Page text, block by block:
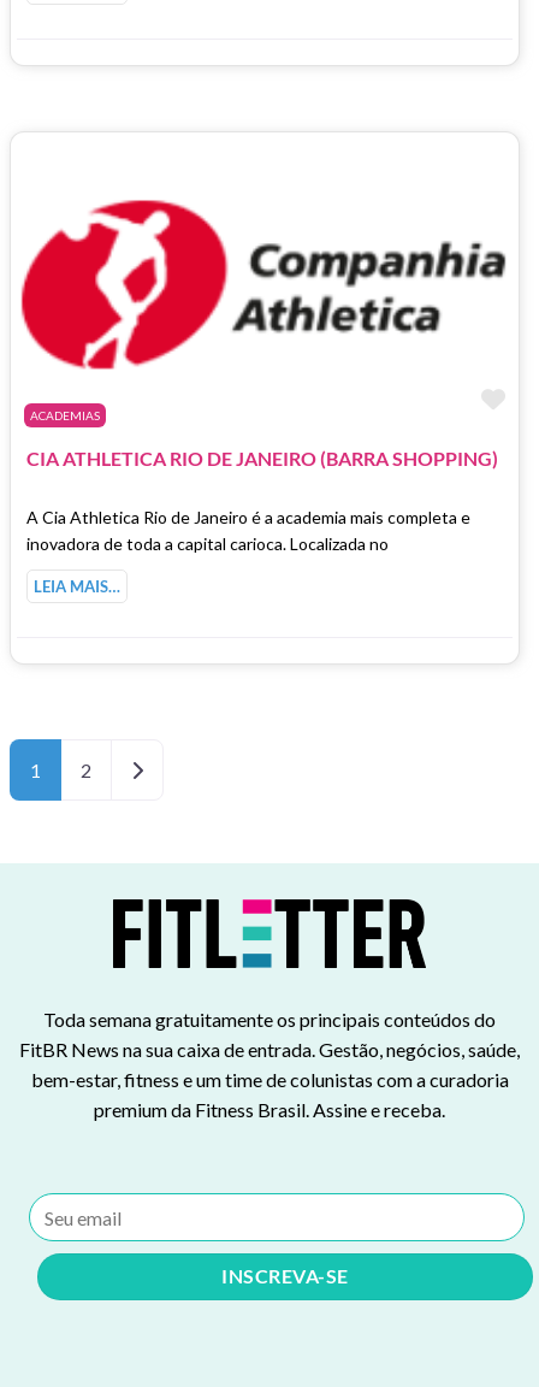
ACADEMIAS
CIA ATHLETICA RIO DE JANEIRO (BARRA SHOPPING)
A Cia Athletica Rio de Janeiro é a academia mais completa e
inovadora de toda a capital carioca. Localizada no
LEIA MAIS…
Posts navigation
1 2 Older posts
Toda semana gratuitamente os principais conteúdos do
FitBR News na sua caixa de entrada. Gestão, negócios, saúde,
bem-estar, fitness e um time de colunistas com a curadoria
premium da Fitness Brasil. Assine e receba.